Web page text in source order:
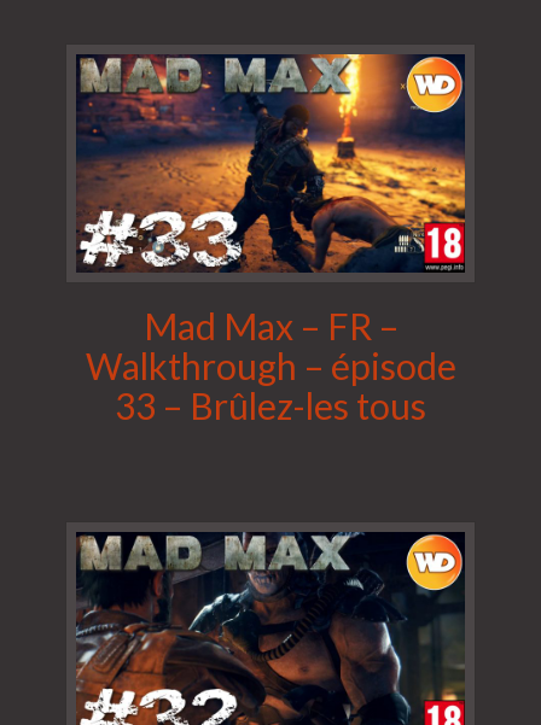
Mad Max – FR –
Walkthrough – épisode
33 – Brûlez-les tous